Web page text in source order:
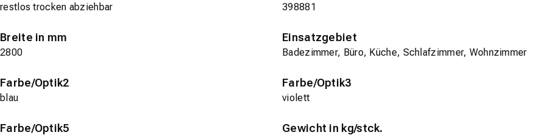
restlos trocken abziehbar 398881
Breite in mm
2800
Einsatzgebiet
Badezimmer, Büro, Küche, Schlafzimmer, Wohnzimmer
Farbe/Optik2
blau
Farbe/Optik3
violett
Farbe/Optik5 Gewicht in kg/stck.